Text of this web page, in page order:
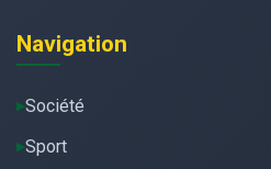
Navigation
Société
Sport